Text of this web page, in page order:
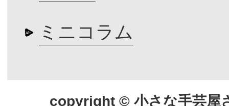
ミニコラム
copyright © 小さな手芸屋